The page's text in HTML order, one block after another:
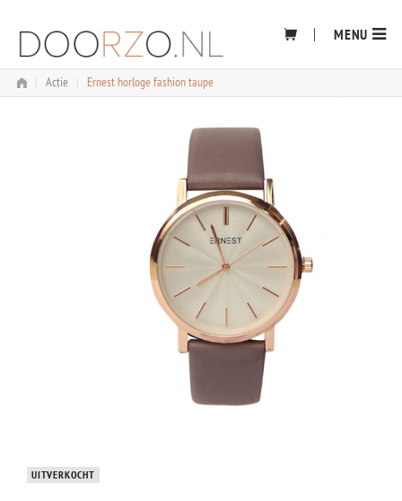
content
MENU
Actie Ernest horloge fashion taupe
UITVERKOCHT